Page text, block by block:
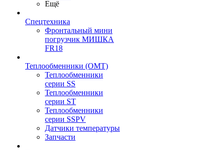
Ещё
Спецтехника
Фронтальный мини
погрузчик МИШКА
FR18
Теплообменники (OMT)
Теплообменники
серии SS
Теплообменники
серии ST
Теплообменники
серии SSPV
Датчики температуры
Запчасти